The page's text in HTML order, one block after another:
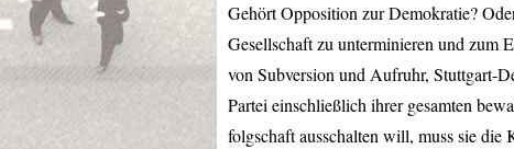
Gehört Opposition zur Demokratie?
Gesellschaft zu unterminieren und zum
von Subversion und Aufruhr, Stuttgart-
Partei einschließlich ihrer gesamten
folgschaft ausschalten will, muss sie